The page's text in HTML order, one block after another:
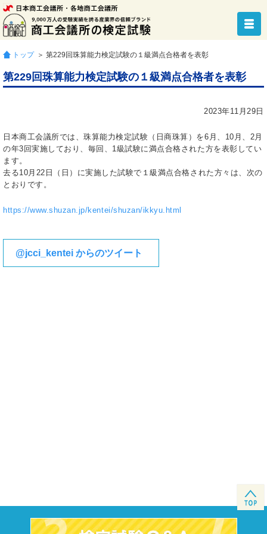
トップ ＞ 第229回珠算能力検定試験の１級満点合格者を表彰
第229回珠算能力検定試験の１級満点合格者を表彰
2023年11月29日
日本商工会議所では、珠算能力検定試験（日商珠算）を6月、10月、2月
の年3回実施しており、毎回、1級試験に満点合格された方を表彰してい
ます。
去る10月22日（日）に実施した試験で１級満点合格された方々は、次の
とおりです。
https://www.shuzan.jp/kentei/shuzan/ikkyu.html
@jcci_kentei からのツイート